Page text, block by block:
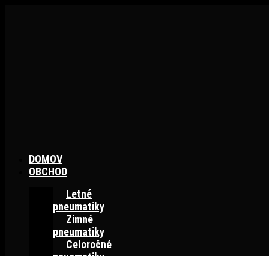
DOMOV
OBCHOD
Letné
pneumatiky
Zimné
pneumatiky
Celoročné